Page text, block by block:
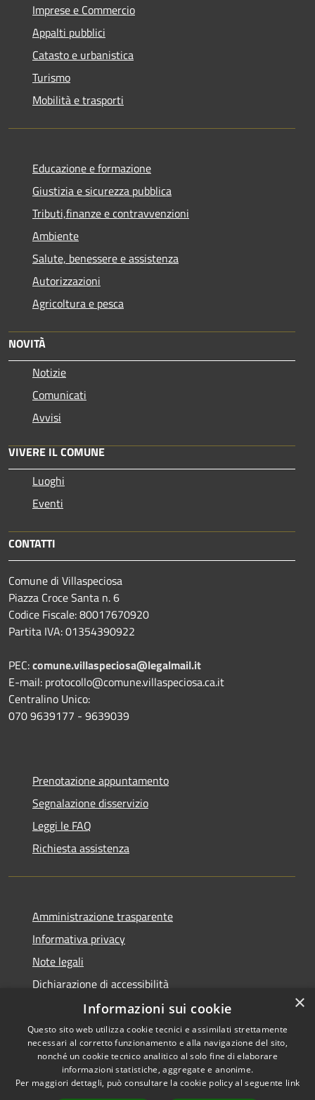
Imprese e Commercio
Appalti pubblici
Catasto e urbanistica
Turismo
Mobilità e trasporti
Educazione e formazione
Giustizia e sicurezza pubblica
Tributi,finanze e contravvenzioni
Ambiente
Salute, benessere e assistenza
Autorizzazioni
Agricoltura e pesca
NOVITÀ
Notizie
Comunicati
Avvisi
VIVERE IL COMUNE
Luoghi
Eventi
CONTATTI
Comune di Villaspeciosa
Piazza Croce Santa n. 6
Codice Fiscale: 80017670920
Partita IVA: 01354390922
PEC:comune.villaspeciosa@legalmail.it
E-mail: protocollo@comune.villaspeciosa.ca.it
Centralino Unico:
070 9639177 - 9639039
Prenotazione appuntamento
Segnalazione disservizio
Leggi le FAQ
Richiesta assistenza
Amministrazione trasparente
Informativa privacy
Note legali
Dichiarazione di accessibilità
Accessibilità
Privacy
Copyright © 2026 • Comune di
Villaspeciosa • Powered by
Municipium•Accesso
×
Informazioni sui cookie
Questo sito web utilizza cookie tecnici e assimilati strettamente
necessari al corretto funzionamento e alla navigazione del sito,
nonché un cookie tecnico analitico al solo fine di elaborare
informazioni statistiche, aggregate e anonime.
Per maggiori dettagli, può consultare la cookie policy al seguente link